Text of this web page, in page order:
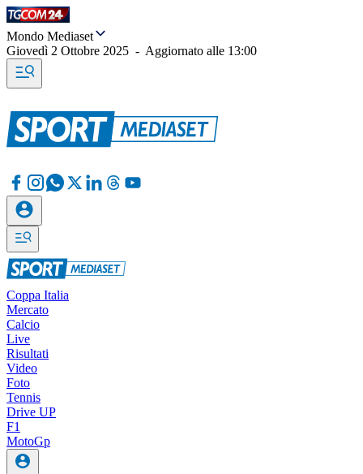
Mondo Mediaset
Giovedì 2 Ottobre 2025 - Aggiornato alle 13:00
Coppa Italia
Mercato
Calcio
Live
Risultati
Video
Foto
Tennis
Drive UP
F1
MotoGp